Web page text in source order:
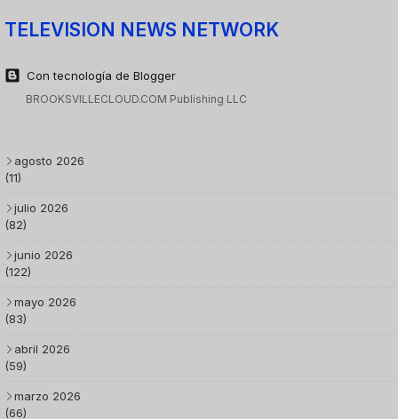
TELEVISION NEWS NETWORK
Con tecnología de Blogger
BROOKSVILLECLOUD.COM Publishing LLC
agosto 2026
(11)
julio 2026
(82)
junio 2026
(122)
mayo 2026
(83)
abril 2026
(59)
marzo 2026
(66)